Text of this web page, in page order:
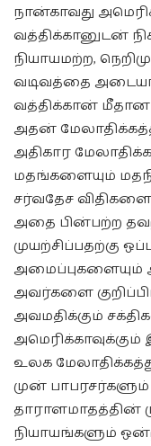
நான்காவது
வத்திக்கானுடன்
நியாயமற்ற,
வடிவத்தை
வத்திக்கான்
அதன்
அதிகார
மதங்களையும்
சர்வதேச
அதை பின்பற்ற
முயற்சிப்பதற்கு
அவர்களை
அவமதிக்கும்
உலக
முன்
தாராளமாதத்தின்
நியாயங்களும்